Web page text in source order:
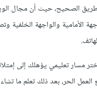
الصحيح، حيث أن مجال
الأمامية والواجهة
مسار تعليمي يؤهلك إلى
الحر، بعد ذلك تعلم ما